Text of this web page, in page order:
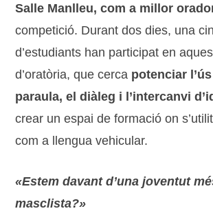
Salle Manlleu, com a millor
competició. Durant dos dies, una
d’estudiants han participat en
d’oratòria, que cerca potenciar
paraula, el diàleg i l’intercanvi
crear un espai de formació on
com a llengua vehicular.
«Estem davant d’una joventut
masclista?»